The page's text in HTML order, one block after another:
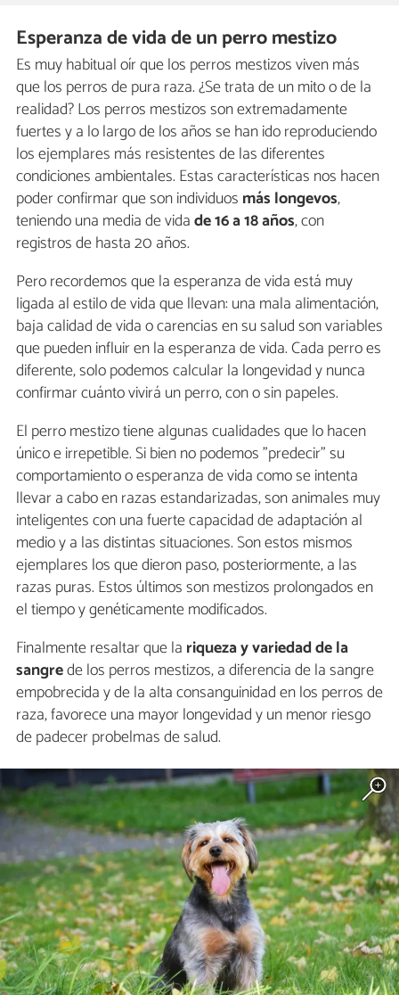
Esperanza de vida de un perro mestizo
Es muy habitual oír que los perros mestizos viven más
que los perros de pura raza. ¿Se trata de un mito o de la
realidad? Los perros mestizos son extremadamente
fuertes y a lo largo de los años se han ido reproduciendo
los ejemplares más resistentes de las diferentes
condiciones ambientales. Estas características nos hacen
poder confirmar que son individuos más longevos,
teniendo una media de vidade 16 a 18 años, con
registros de hasta 20 años.
Pero recordemos que la esperanza de vida está muy
ligada al estilo de vida que llevan: una mala alimentación,
baja calidad de vida o carencias en su salud son variables
que pueden influir en la esperanza de vida. Cada perro es
diferente, solo podemos calcular la longevidad y nunca
confirmar cuánto vivirá un perro, con o sin papeles.
El perro mestizo tiene algunas cualidades que lo hacen
único e irrepetible. Si bien no podemos "predecir" su
comportamiento o esperanza de vida como se intenta
llevar a cabo en razas estandarizadas, son animales muy
inteligentes con una fuerte capacidad de adaptación al
medio y a las distintas situaciones. Son estos mismos
ejemplares los que dieron paso, posteriormente, a las
razas puras. Estos últimos son mestizos prolongados en
el tiempo y genéticamente modificados.
Finalmente resaltar que la riqueza y variedad de la
sangrede los perros mestizos, a diferencia de la sangre
empobrecida y de la alta consanguinidad en los perros de
raza, favorece una mayor longevidad y un menor riesgo
de padecer probelmas de salud.